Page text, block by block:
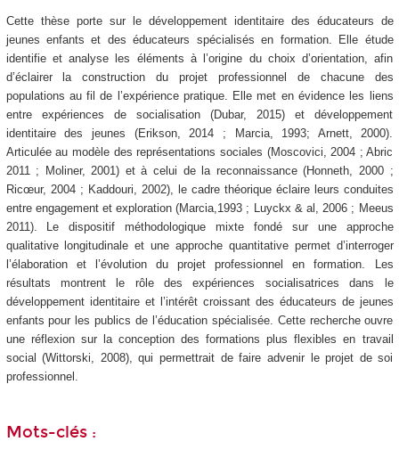
Cette thèse porte sur le développement identitaire des éducateurs de
jeunes enfants et des éducateurs spécialisés en formation. Elle étude
identifie et analyse les éléments à l’origine du choix d’orientation, afin
d’éclairer la construction du projet professionnel de chacune des
populations au fil de l’expérience pratique. Elle met en évidence les liens
entre expériences de socialisation (Dubar, 2015) et développement
identitaire des jeunes (Erikson, 2014 ; Marcia, 1993; Arnett, 2000).
Articulée au modèle des représentations sociales (Moscovici, 2004 ; Abric
2011 ; Moliner, 2001) et à celui de la reconnaissance (Honneth, 2000 ;
Ricœur, 2004 ; Kaddouri, 2002), le cadre théorique éclaire leurs conduites
entre engagement et exploration (Marcia,1993 ; Luyckx & al, 2006 ; Meeus
2011). Le dispositif méthodologique mixte fondé sur une approche
qualitative longitudinale et une approche quantitative permet d’interroger
l’élaboration et l’évolution du projet professionnel en formation. Les
résultats montrent le rôle des expériences socialisatrices dans le
développement identitaire et l’intérêt croissant des éducateurs de jeunes
enfants pour les publics de l’éducation spécialisée. Cette recherche ouvre
une réflexion sur la conception des formations plus flexibles en travail
social (Wittorski, 2008), qui permettrait de faire advenir le projet de soi
professionnel.
Mots-clés :